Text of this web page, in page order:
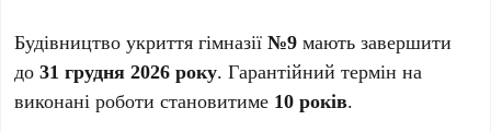
Будівництво укриття гімназії№9 мають завершити
до31 грудня 2026 року. Гарантійний термін на
виконані роботи становитиме 10 років.